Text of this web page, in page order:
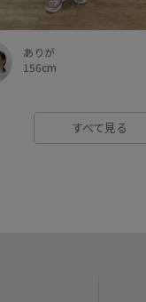
ありが
156cm
すべて見る